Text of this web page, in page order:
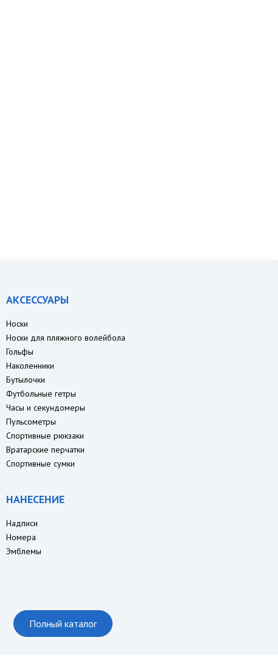
АКСЕССУАРЫ
Носки
Носки для пляжного волейбола
Гольфы
Наколенники
Бутылочки
Футбольные гетры
Часы и секундомеры
Пульсометры
Спортивные рюкзаки
Вратарские перчатки
Спортивные сумки
НАНЕСЕНИЕ
Надписи
Номера
Эмблемы
Полный каталог